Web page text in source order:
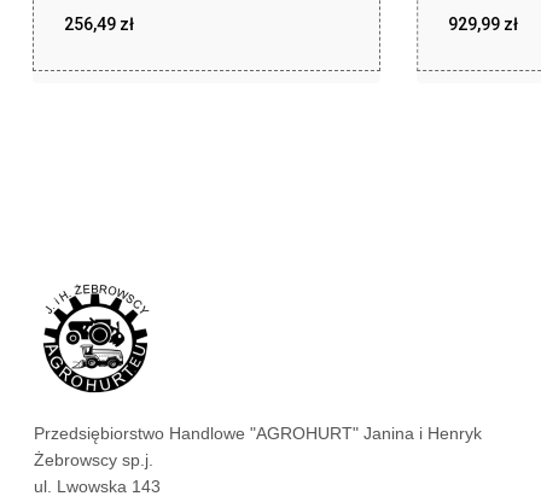
256,49 zł 929,99 zł
Przedsiębiorstwo Handlowe "AGROHURT" Janina i Henryk
Żebrowscy sp.j.
ul. Lwowska 143